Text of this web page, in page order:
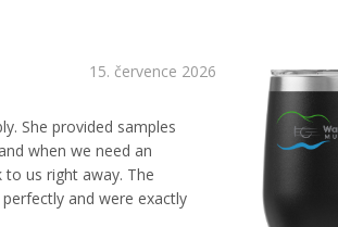
15. července 2026
She provided samples
when we need an
us right away. The
and were exactly